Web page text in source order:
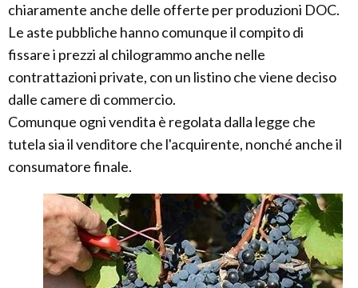
chiaramente anche delle offerte per produzioni DOC.
Le aste pubbliche hanno comunque il compito di
fissare i prezzi al chilogrammo anche nelle
contrattazioni private, con un listino che viene deciso
dalle camere di commercio.
Comunque ogni vendita è regolata dalla legge che
tutela sia il venditore che l'acquirente, nonché anche il
consumatore finale.